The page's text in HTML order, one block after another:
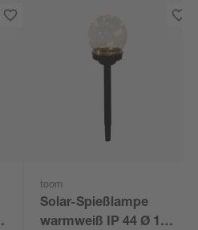
toom
Solar-Spießlampe
warmweiß IP 44 Ø 10